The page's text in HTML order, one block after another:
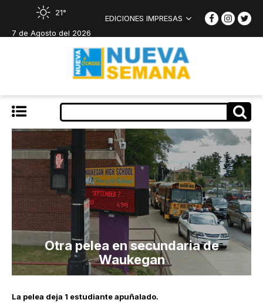
21°
7 de Agosto del 2026
EDICIONES IMPRESAS
Otra pelea en secundaria de
Waukegan
La pelea deja 1 estudiante apuñalado.